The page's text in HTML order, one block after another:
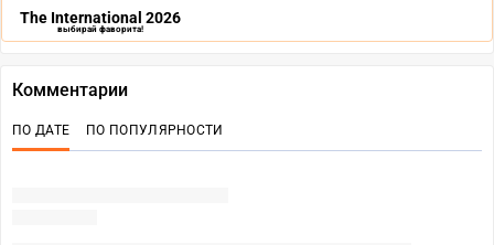
The International 2026
выбирай фаворита!
Комментарии
ПО ДАТЕ ПО ПОПУЛЯРНОСТИ